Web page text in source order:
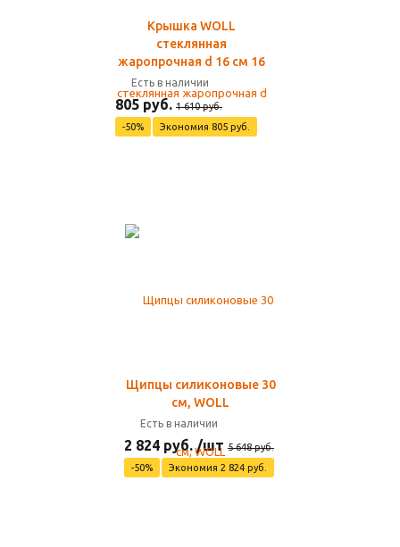
Крышка WOLL
стеклянная
жаропрочная d 16 см 16
Есть в наличии
805 руб. 1 610 руб.
-50%
Экономия 805 руб.
Щипцы силиконовые 30
см, WOLL
Есть в наличии
2 824 руб. /шт 5 648 руб.
-50%
Экономия 2 824 руб.